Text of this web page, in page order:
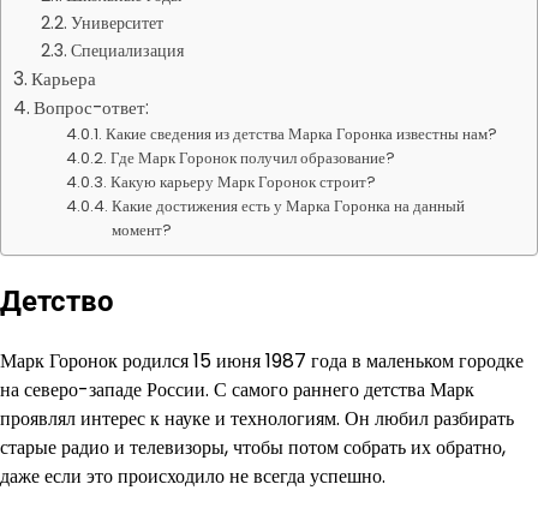
Университет
Специализация
Карьера
Вопрос-ответ:
Какие сведения из детства Марка Горонка известны нам?
Где Марк Горонок получил образование?
Какую карьеру Марк Горонок строит?
Какие достижения есть у Марка Горонка на данный
момент?
Детство
Марк Горонок родился 15 июня 1987 года в маленьком городке
на северо-западе России. С самого раннего детства Марк
проявлял интерес к науке и технологиям. Он любил разбирать
старые радио и телевизоры, чтобы потом собрать их обратно,
даже если это происходило не всегда успешно.